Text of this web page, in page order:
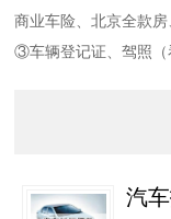
商业车险、北京全款
③车辆登记证、驾照（
汽